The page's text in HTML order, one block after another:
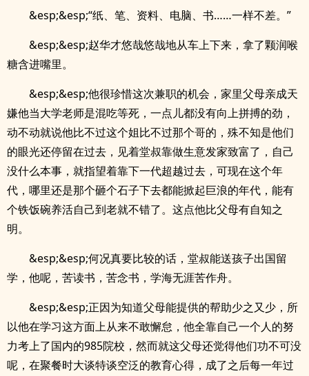
&esp;&esp;“纸、笔、资料、电脑、书……一样不差。”
&esp;&esp;赵华才悠哉悠哉地从车上下来，拿了颗润喉
糖含进嘴里。
&esp;&esp;他很珍惜这次兼职的机会，家里父母亲成天
嫌他当大学老师是混吃等死，一点儿都没有向上拼搏的劲，
动不动就说他比不过这个姐比不过那个哥的，殊不知是他们
的眼光还停留在过去，见着堂叔靠做生意发家致富了，自己
没什么本事，就指望着靠下一代超越过去，可现在这个年
代，哪里还是那个砸个石子下去都能掀起巨浪的年代，能有
个铁饭碗养活自己到老就不错了。这点他比父母有自知之
明。
&esp;&esp;何况真要比较的话，堂叔能送孩子出国留
学，他呢，苦读书，苦念书，学海无涯苦作舟。
&esp;&esp;正因为知道父母能提供的帮助少之又少，所
以他在学习这方面上从来不敢懈怠，他全靠自己一个人的努
力考上了国内的985院校，然而就这父母还觉得他们功不可没
呢，在聚餐时大谈特谈空泛的教育心得，成了之后每一年过